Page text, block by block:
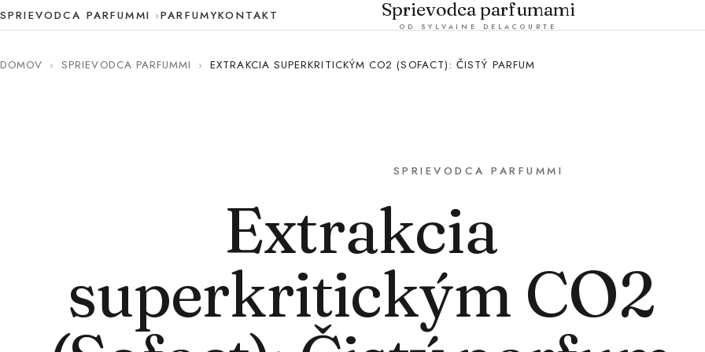
SPRIEVODCA PARFUMMI PARFUMYKONTAKT Sprievodca parfumami
OD SYLVAINE DELACOURTE
DOMOV › SPRIEVODCA PARFUMMI › EXTRAKCIA SUPERKRITICKÝM CO2 (SOFACT): ČISTÝ PARFUM
SPRIEVODCA PARFUMMI
Extrakcia
superkritickým CO2